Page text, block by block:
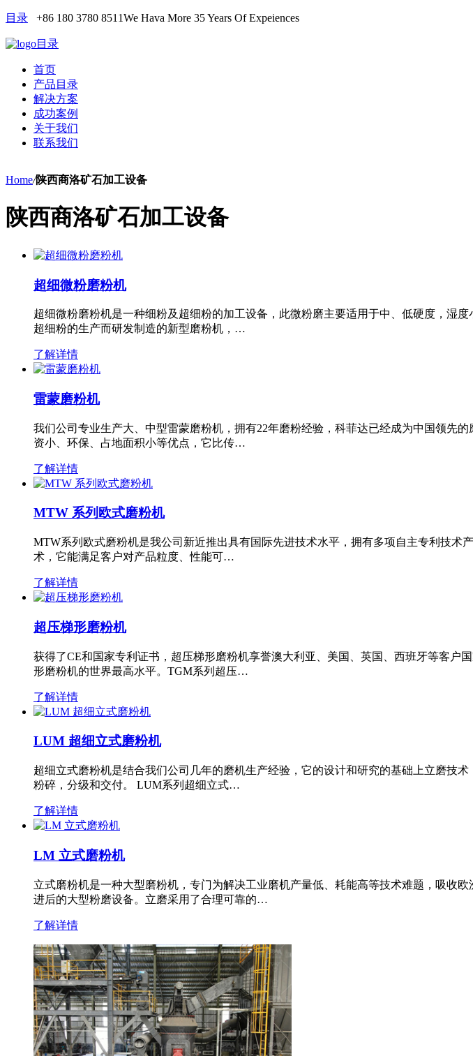
目录 +86 180 3780 8511We Hava More 35 Years Of Expeiences
目录
首页
产品目录
解决方案
成功案例
关于我们
联系我们
Home/陕西商洛矿石加工设备
陕西商洛矿石加工设备
超细微粉磨粉机
超细微粉磨粉机是一种细粉及超细粉的加工设备，此微粉磨主要适用于中、低硬度，湿
超细粉的生产而研发制造的新型磨粉机，…
了解详情
雷蒙磨粉机
我们公司专业生产大、中型雷蒙磨粉机，拥有22年磨粉经验，科菲达已经成为中国领先
资小、环保、占地面积小等优点，它比传…
了解详情
MTW 系列欧式磨粉机
MTW系列欧式磨粉机是我公司新近推出具有国际先进技术水平，拥有多项自主专利技
术，它能满足客户对产品粒度、性能可…
了解详情
超压梯形磨粉机
获得了CE和国家专利证书，超压梯形磨粉机享誉澳大利亚、美国、英国、西班牙等客
形磨粉机的世界最高水平。TGM系列超压…
了解详情
LUM 超细立式磨粉机
超细立式磨粉机是结合我们公司几年的磨机生产经验，它的设计和研究的基础上立磨技
粉碎，分级和交付。 LUM系列超细立式…
了解详情
LM 立式磨粉机
立式磨粉机是一种大型磨粉机，专门为解决工业磨机产量低、耗能高等技术难题，吸收
进后的大型粉磨设备。立磨采用了合理可靠的…
了解详情